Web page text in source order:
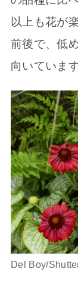
以上も花が
前後で、低
向いています
Del Boy/